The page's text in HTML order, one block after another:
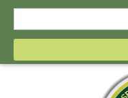
Search
form